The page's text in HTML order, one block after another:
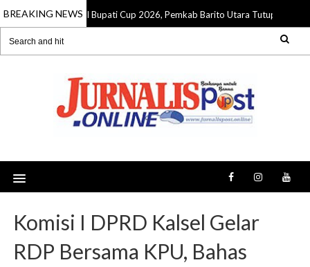
BREAKING NEWS
Juara Futsal Bupati Cup 2026, Pemkab Barito Utara Tutup
Komisi I DPRD Kalsel Gelar
RDP Bersama KPU, Bahas